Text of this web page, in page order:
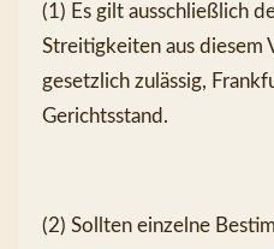
(1) Es gilt ausschließlich
Streitigkeiten aus diesem
gesetzlich zulässig,
Gerichtsstand.
(2) Sollten einzelne